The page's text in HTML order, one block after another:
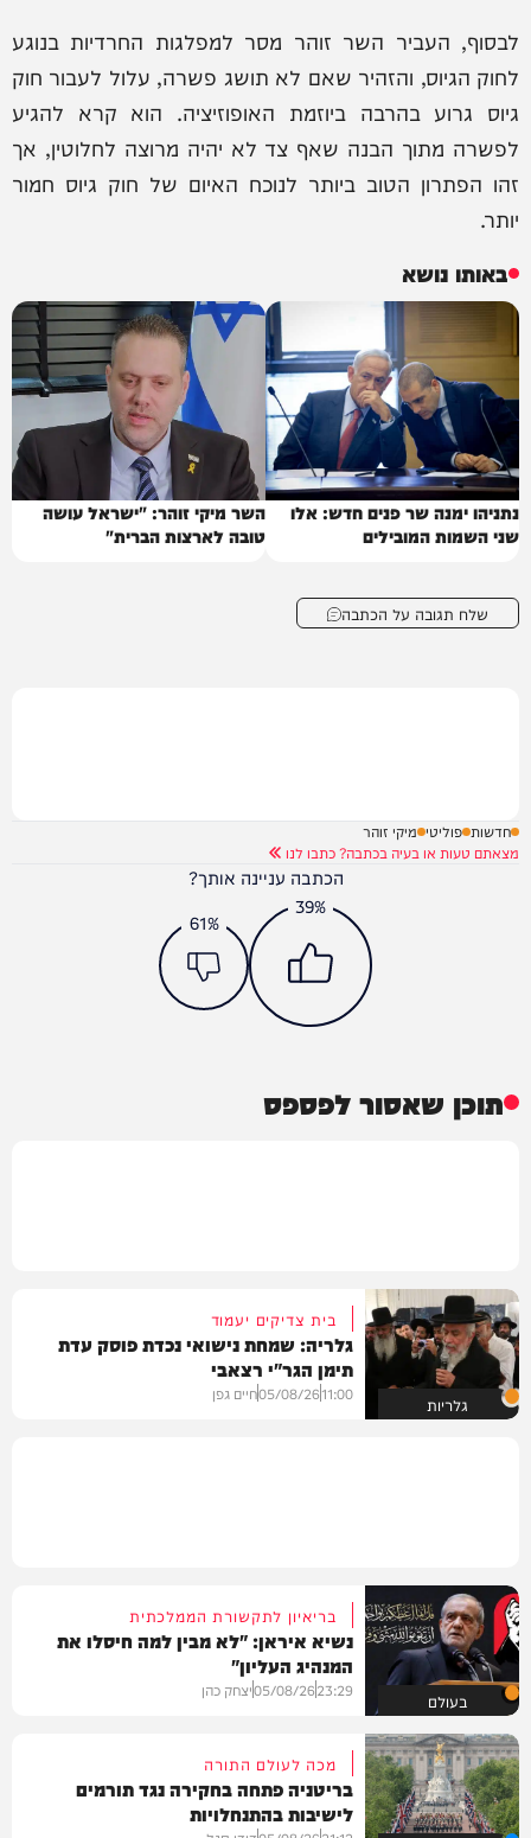
לבסוף, העביר השר זוהר מסר למפלגות החרדיות בנוגע
לחוק הגיוס, והזהיר שאם לא תושג פשרה, עלול לעבור חוק
גיוס גרוע בהרבה ביוזמת האופוזיציה. הוא קרא להגיע
לפשרה מתוך הבנה שאף צד לא יהיה מרוצה לחלוטין, אך
זהו הפתרון הטוב ביותר לנוכח האיום של חוק גיוס חמור
יותר.
באותו נושא
נתניהו ימנה שר פנים חדש: אלו
שני השמות המובילים
השר מיקי זוהר: "ישראל עושה
טובה לארצות הברית"
שלח תגובה על הכתבה
חדשות פוליטי מיקי זוהר
מצאתם טעות או בעיה בכתבה? כתבו לנו
הכתבה עניינה אותך?
39%
61%
תוכן שאסור לפספס
גלריות
בית צדיקים יעמוד
גלריה: שמחת נישואי נכדת פוסק עדת
תימן הגר"י רצאבי
11:00
05/08/26חיים גפן
בעולם
בריאיון לתקשורת הממלכתית
נשיא איראן: "לא מבין למה חיסלו את
המנהיג העליון"
23:29
05/08/26יצחק כהן
מכה לעולם התורה
בריטניה פתחה בחקירה נגד תורמים
לישיבות בהתנחלויות